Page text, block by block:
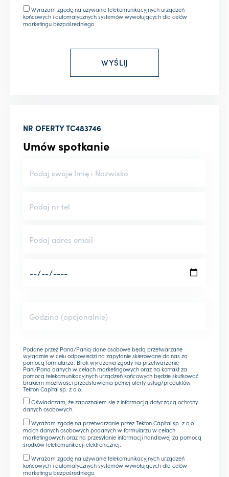
Wyrażam zgodę na używanie telekomunikacyjnych urządzeń
końcowych i automatycznych systemów wywołujących dla celów
marketingu bezpośredniego.
NR OFERTYTC483746
Umów spotkanie
Podane przez Pana/Panią dane osobowe będą przetwarzane
wyłącznie w celu odpowiedzi na zapytanie skierowane do nas za
pomocą formularza. Brak wyrażenia zgody na przetwarzanie
Pani/Pana danych w celach marketingowych oraz na kontakt za
pomocą telekomunikacyjnych urządzeń końcowych będzie skutkować
brakiem możliwości przedstawienia pełnej oferty usług/produktów
Tekton Capital sp. z o.o.
Oświadczam, że zapoznałem się zinformacją dotyczącą ochrony
danych osobowych.
Wyrażam zgodę na przetwarzanie przez Tekton Capital sp. z o.o.
moich danych osobowych podanych w formularzu w celach
marketingowych oraz na przesyłanie informacji handlowej za pomocą
środków telekomunikacji elektronicznej.
Wyrażam zgodę na używanie telekomunikacyjnych urządzeń
końcowych i automatycznych systemów wywołujących dla celów
marketingu bezpośredniego.